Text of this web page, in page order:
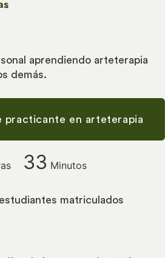
aprendiendo arteterapia
demás.
practicante en arteterapia
33 Minutos
matriculados